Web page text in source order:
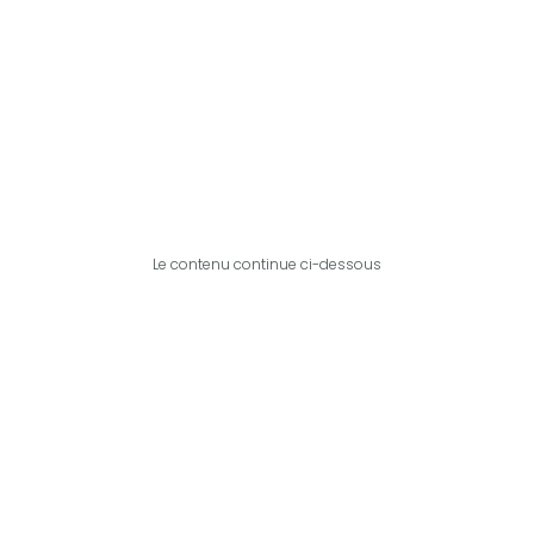
Le contenu continue ci-dessous